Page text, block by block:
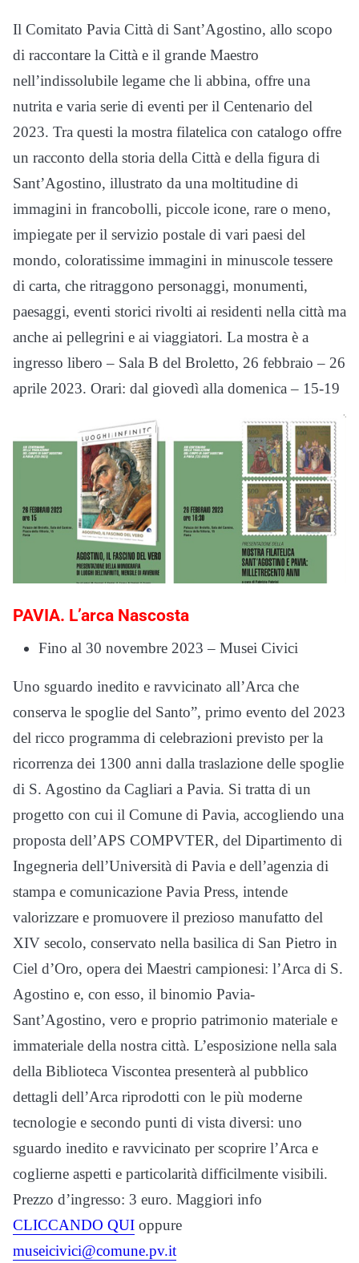
Il Comitato Pavia Città di Sant’Agostino, allo scopo
di raccontare la Città e il grande Maestro
nell’indissolubile legame che li abbina, offre una
nutrita e varia serie di eventi per il Centenario del
2023. Tra questi la mostra filatelica con catalogo offre
un racconto della storia della Città e della figura di
Sant’Agostino, illustrato da una moltitudine di
immagini in francobolli, piccole icone, rare o meno,
impiegate per il servizio postale di vari paesi del
mondo, coloratissime immagini in minuscole tessere
di carta, che ritraggono personaggi, monumenti,
paesaggi, eventi storici rivolti ai residenti nella città ma
anche ai pellegrini e ai viaggiatori. La mostra è a
ingresso libero – Sala B del Broletto, 26 febbraio – 26
aprile 2023. Orari: dal giovedì alla domenica – 15-19
PAVIA. L’arca Nascosta
Fino al 30 novembre 2023 – Musei Civici
Uno sguardo inedito e ravvicinato all’Arca che
conserva le spoglie del Santo”, primo evento del 2023
del ricco programma di celebrazioni previsto per la
ricorrenza dei 1300 anni dalla traslazione delle spoglie
di S. Agostino da Cagliari a Pavia. Si tratta di un
progetto con cui il Comune di Pavia, accogliendo una
proposta dell’APS COMPVTER, del Dipartimento di
Ingegneria dell’Università di Pavia e dell’agenzia di
stampa e comunicazione Pavia Press, intende
valorizzare e promuovere il prezioso manufatto del
XIV secolo, conservato nella basilica di San Pietro in
Ciel d’Oro, opera dei Maestri campionesi: l’Arca di S.
Agostino e, con esso, il binomio Pavia-
Sant’Agostino, vero e proprio patrimonio materiale e
immateriale della nostra città. L’esposizione nella sala
della Biblioteca Viscontea presenterà al pubblico
dettagli dell’Arca riprodotti con le più moderne
tecnologie e secondo punti di vista diversi: uno
sguardo inedito e ravvicinato per scoprire l’Arca e
coglierne aspetti e particolarità difficilmente visibili.
Prezzo d’ingresso: 3 euro. Maggiori info
CLICCANDO QUI oppure
museicivici@comune.pv.it